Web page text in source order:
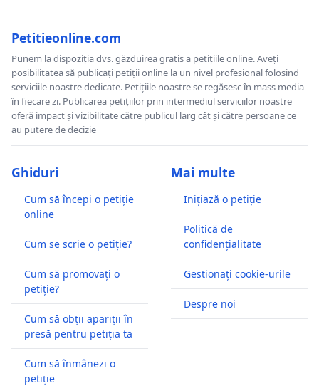
Petitieonline.com
Punem la dispoziția dvs. găzduirea gratis a petițiile online. Aveți
posibilitatea să publicați petiții online la un nivel profesional folosind
serviciile noastre dedicate. Petițiile noastre se regăsesc în mass media
în fiecare zi. Publicarea petițiilor prin intermediul serviciilor noastre
oferă impact și vizibilitate către publicul larg cât și către persoane ce
au putere de decizie
Ghiduri
Cum să începi o petiție
online
Cum se scrie o petiție?
Cum să promovați o
petiție?
Cum să obții apariții în
presă pentru petiția ta
Cum să înmânezi o
petiție
Mai multe
Inițiază o petiție
Politică de
confidențialitate
Gestionați cookie-urile
Despre noi